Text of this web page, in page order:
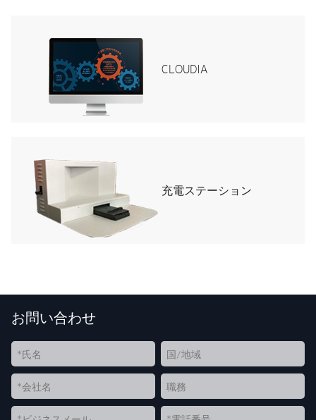
CLOUDIA
充電ステーション
お問い合わせ